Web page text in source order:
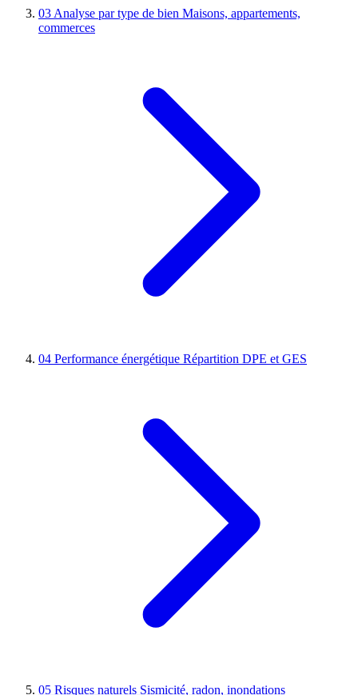
03 Analyse par type de bien Maisons, appartements,
commerces
04 Performance énergétique Répartition DPE et GES
05 Risques naturels Sismicité, radon, inondations